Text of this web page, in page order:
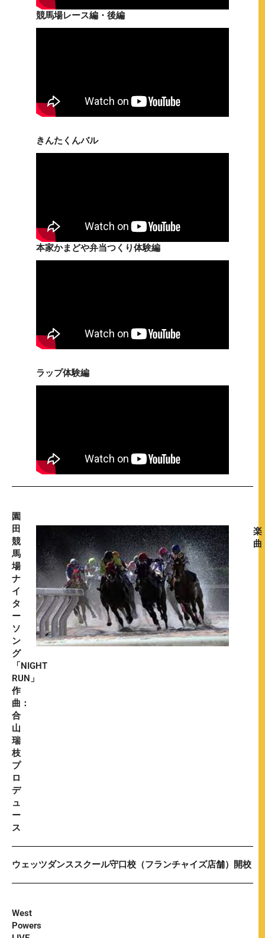
競馬場レース編・後編
きんたくんバル
本家かまどや弁当つくり体験編
ラップ体験編
園
田
競
馬
場
ナ
イ
タ
ー
ソ
ン
グ
「NIGHT
RUN」
作
曲：
合
山
瑞
枝
プ
ロ
デ
ュ
ー
ス
楽
曲
ウェッツダンススクール守口校（フランチャイズ店舗）開校
West
Powers